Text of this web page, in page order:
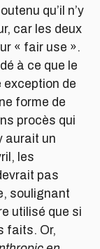
qu’il n’y
car les deux
« fair use ».
à ce que le
exception de
forme de
procès qui
aurait un
les
pas
soulignant
utilisé que si
faits. Or,